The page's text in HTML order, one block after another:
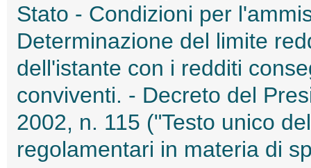
Stato - Condizioni per
Determinazione del limite
dell'istante con i redditi
conviventi. - Decreto del
2002, n. 115 ("Testo unico
regolamentari in materia di